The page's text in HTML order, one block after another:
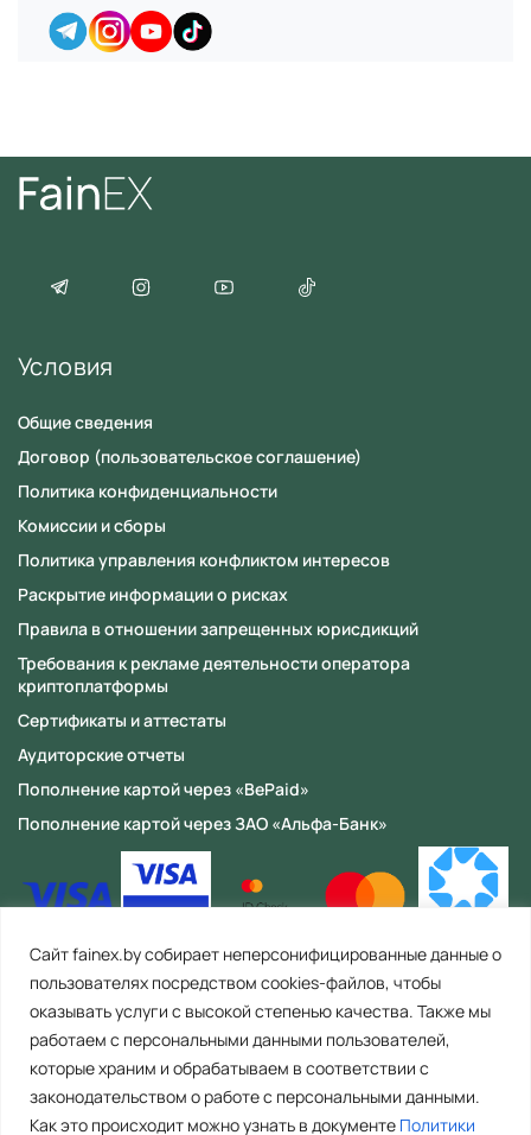
Сайт fainex.by собирает неперсонифицированные данные о
пользователях посредством cookies-файлов, чтобы
оказывать услуги с высокой степенью качества. Также мы
работаем с персональными данными пользователей,
которые храним и обрабатываем в соответствии с
законодательством о работе с персональными данными.
Как это происходит можно узнать в документе Политики
Условия
Общие сведения
Договор (пользовательское соглашение)
Политика конфиденциальности
Комиссии и сборы
Политика управления конфликтом интересов
Раскрытие информации о рисках
Правила в отношении запрещенных юрисдикций
Требования к рекламе деятельности оператора
криптоплатформы
Сертификаты и аттестаты
Аудиторские отчеты
Пополнение картой через «BePaid»
Пополнение картой через ЗАО «Альфа-Банк»
ООО «Файнекс» Республика Беларусь, 223056, Минская область,